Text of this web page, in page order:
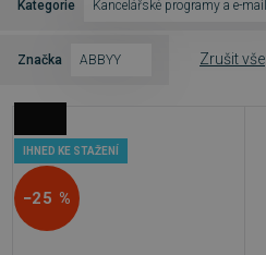
Kategorie Kancelářské programy a e-mail
Značka ABBYY Zrušit vše
IHNED KE STAŽENÍ
−25 %